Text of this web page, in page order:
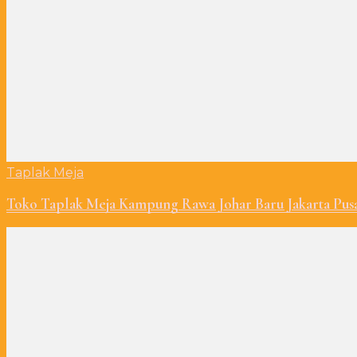
Taplak Meja
Toko Taplak Meja Kampung Rawa Johar Baru Jakarta